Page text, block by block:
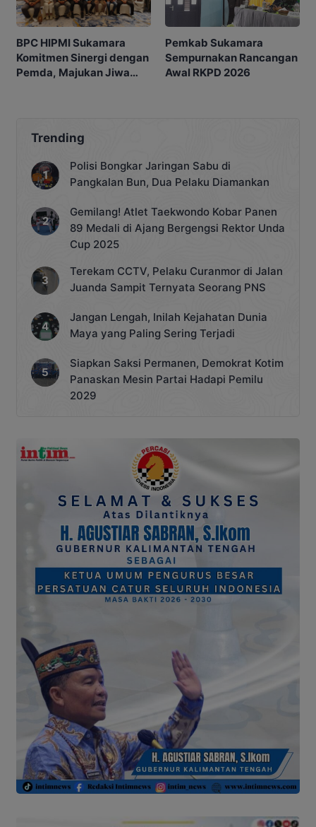
BPC HIPMI Sukamara
Komitmen Sinergi dengan
Pemda, Majukan Jiwa
Pemkab Sukamara
Sempurnakan Rancangan
Awal RKPD 2026
Trending
Polisi Bongkar Jaringan Sabu di
Pangkalan Bun, Dua Pelaku Diamankan
Gemilang! Atlet Taekwondo Kobar Panen
89 Medali di Ajang Bergengsi Rektor Unda
Cup 2025
Terekam CCTV, Pelaku Curanmor di Jalan
Juanda Sampit Ternyata Seorang PNS
Jangan Lengah, Inilah Kejahatan Dunia
Maya yang Paling Sering Terjadi
Siapkan Saksi Permanen, Demokrat Kotim
Panaskan Mesin Partai Hadapi Pemilu
2029